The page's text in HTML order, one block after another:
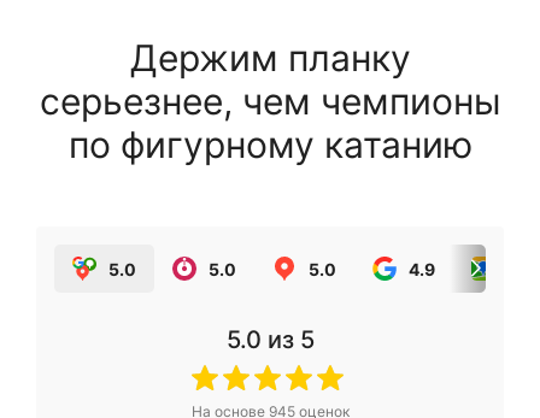
Держим планку
серьезнее, чем чемпионы
по фигурному катанию
5.0 5.0 5.0 4.9
5.0 из 5
На основе 945оценок